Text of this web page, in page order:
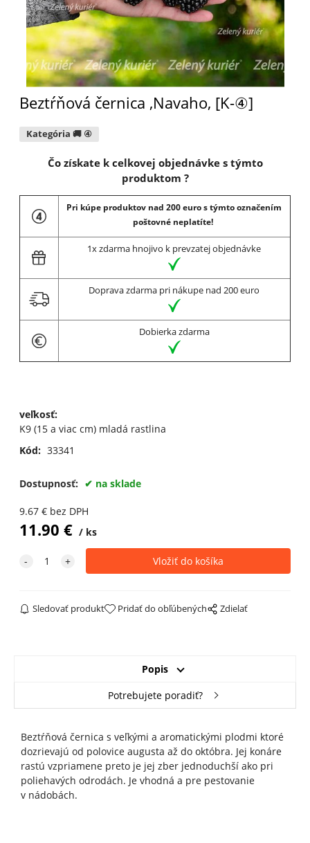
Beztŕňová černica ,Navaho, [K-④]
Kategória 🚚 ④
Čo získate k celkovej objednávke s týmto
produktom ?
Pri kúpe produktov nad 200 euro s týmto označením
poštovné neplatíte!
1x zdarma hnojivo k prevzatej objednávke
Doprava zdarma pri nákupe nad 200 euro
Dobierka zdarma
veľkosť:
K9 (15 a viac cm) mladá rastlina
Kód: 33341
Dostupnosť: na sklade
9.67€ bez DPH
11.90 € ks
Sledovať produkt Pridať do obľúbených Zdielať
Popis
Potrebujete poradiť?
Beztŕňová černica s veľkými a aromatickými plodmi ktoré
dozrievajú od polovice augusta až do októbra. Jej konáre
rastú vzpriamene preto je jej zber jednoduchší ako pri
poliehavých odrodách. Je vhodná a pre pestovanie
v nádobách.